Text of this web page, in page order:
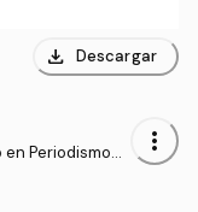
download Descargar
en Periodismo
more_vert